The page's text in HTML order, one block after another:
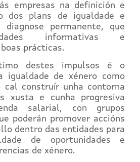
empresas na definición e
dos plans de igualdade e
permanente, que
informativas e
prácticas.
destes impulsos é o
igualdade de xénero como
cal construír unha contorna
xusta e cunha progresiva
salarial, con grupos
poderán promover accións
dentro das entidades para
de oportunidades e
de xénero.